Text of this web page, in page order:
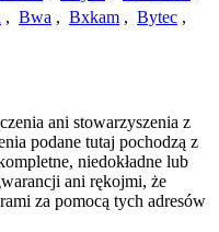
, Bwa , Bxkam , Bytec ,
ani stowarzyszenia z
podane tutaj pochodzą z
niedokładne lub
ani rękojmi, że
za pomocą tych adresów